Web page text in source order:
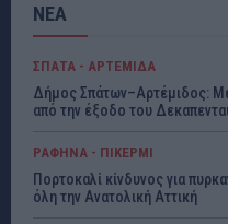
ΝΕΑ
ΣΠΑΤΑ - ΑΡΤΕΜΙΔΑ
Δήμος Σπάτων–Αρτέμιδος:
από την έξοδο του
ΡΑΦΗΝΑ - ΠΙΚΕΡΜΙ
Πορτοκαλί κίνδυνος για
όλη την Ανατολική Αττική